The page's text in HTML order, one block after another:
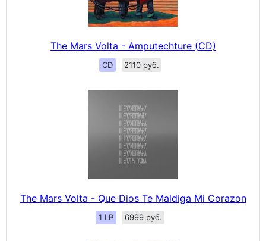
The Mars Volta - Amputechture (CD)
CD 2110 руб.
The Mars Volta - Que Dios Te Maldiga Mi Corazon
1 LP 6999 руб.